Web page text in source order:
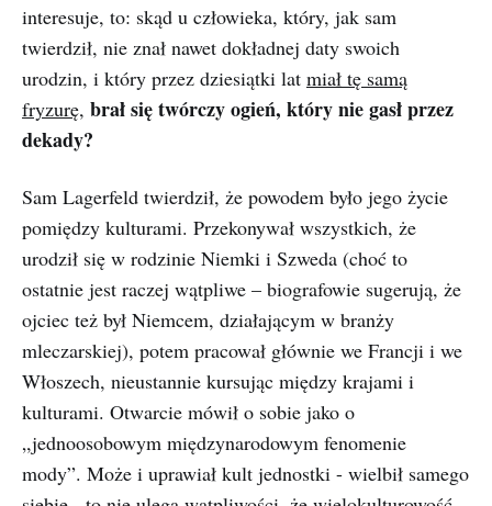
interesuje, to: skąd u człowieka, który, jak sam
twierdził, nie znał nawet dokładnej daty swoich
urodzin, i który przez dziesiątki lat miał tę samą
fryzurę, brał się twórczy ogień, który nie gasł przez
dekady?
Sam Lagerfeld twierdził, że powodem było jego życie
pomiędzy kulturami. Przekonywał wszystkich, że
urodził się w rodzinie Niemki i Szweda (choć to
ostatnie jest raczej wątpliwe – biografowie sugerują, że
ojciec też był Niemcem, działającym w branży
mleczarskiej), potem pracował głównie we Francji i we
Włoszech, nieustannie kursując między krajami i
kulturami. Otwarcie mówił o sobie jako o
„jednoosobowym międzynarodowym fenomenie
mody”. Może i uprawiał kult jednostki - wielbił samego